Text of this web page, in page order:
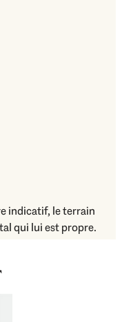
indicatif, le terrain
qui lui est propre.